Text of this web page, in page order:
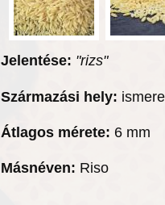
Jelentése: "rizs"
Származási hely:
Átlagos mérete: 6 mm
Másnéven: Riso